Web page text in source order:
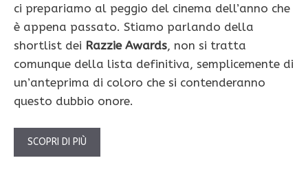
ci prepariamo al peggio del cinema dell’anno che
è appena passato. Stiamo parlando della
shortlist dei Razzie Awards, non si tratta
comunque della lista definitiva, semplicemente di
un’anteprima di coloro che si contenderanno
questo dubbio onore.
SCOPRI DI PIÙ